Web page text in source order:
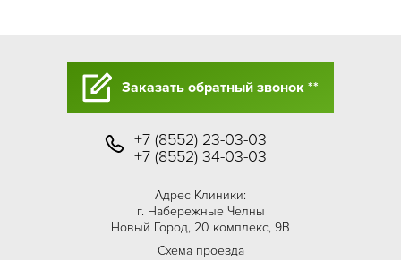
Заказать обратный звонок **
+7 (8552) 23-03-03
+7 (8552) 34-03-03
Адрес Клиники:
г. Набережные Челны
Новый Город, 20 комплекс, 9В
Схема проезда